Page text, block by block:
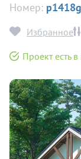
Номер:
Избранное
Проект есть